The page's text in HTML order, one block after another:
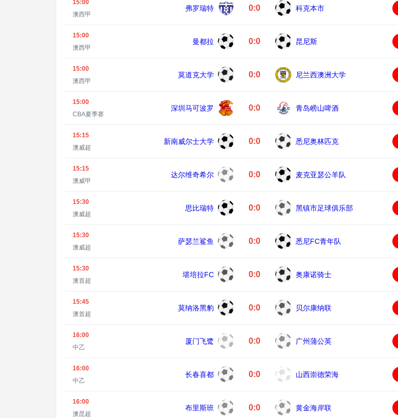
15:00
澳西甲
弗罗瑞特 0:0 科克本市
15:00
澳西甲
曼都拉 0:0 昆尼斯
15:00
澳西甲
莫道克大学 0:0 尼兰西澳洲大学
15:00
CBA夏季赛
深圳马可波罗 0:0 青岛崂山啤酒
15:15
澳威超
新南威尔士大学 0:0 悉尼奥林匹克
15:15
澳威甲
达尔维奇希尔 0:0 麦克亚瑟公羊队
15:30
澳威超
思比瑞特 0:0 黑镇市足球俱乐部
15:30
澳威超
萨瑟兰鲨鱼 0:0 悉尼FC青年队
15:30
澳首超
堪培拉FC 0:0 奥康诺骑士
15:45
澳首超
莫纳洛黑豹 0:0 贝尔康纳联
16:00
中乙
厦门飞鹭 0:0 广州蒲公英
16:00
中乙
长春喜都 0:0 山西崇德荣海
16:00
澳昆超
布里斯班 0:0 黄金海岸联